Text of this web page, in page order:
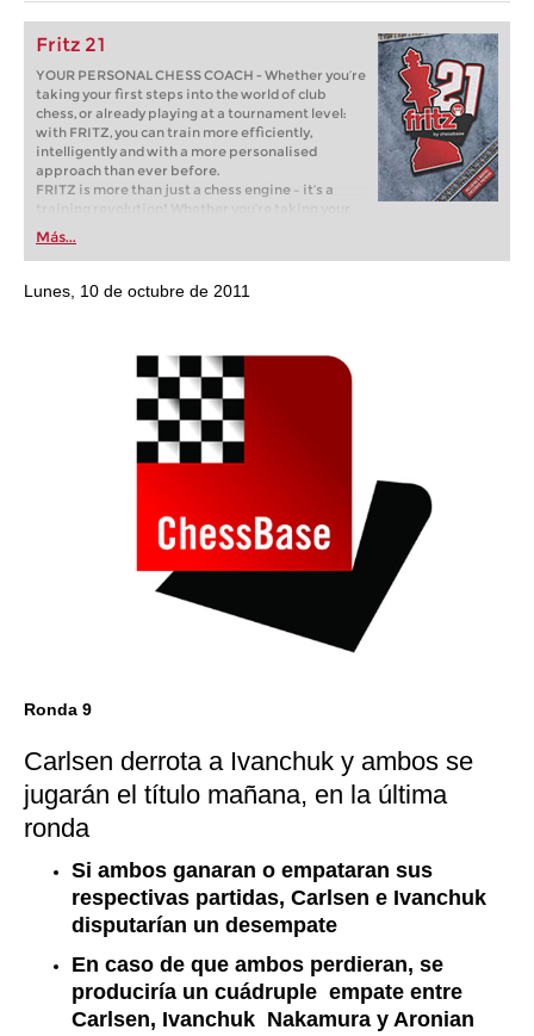
Fritz 21
YOUR PERSONAL CHESS COACH - Whether you’re
taking your first steps into the world of club
chess, or already playing at a tournament level:
with FRITZ, you can train more efficiently,
intelligently and with a more personalised
approach than ever before.
FRITZ is more than just a chess engine – it’s a
training revolution! Whether you’re taking your
first steps into the world of club chess, or already
playing at a tournament level: with FRITZ, you can
train more efficiently, intelligently and with a
more personalised approach than ever before.
Más...
Lunes, 10 de octubre de 2011
Ronda 9
Carlsen derrota a Ivanchuk y ambos se
jugarán el título mañana, en la última
ronda
Si ambos ganaran o empataran sus
respectivas partidas, Carlsen e Ivanchuk
disputarían un desempate
En caso de que ambos perdieran, se
produciría un cuádruple empate entre
Carlsen, Ivanchuk Nakamura y Aronian